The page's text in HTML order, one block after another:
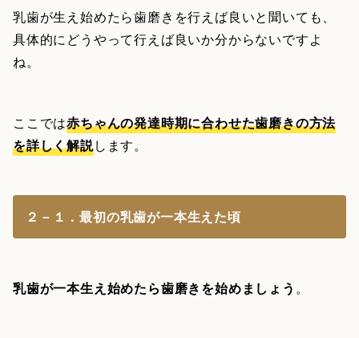
乳歯が生え始めたら歯磨きを行えば良いと聞いても、
具体的にどうやって行えば良いか分からないですよ
ね。
ここでは赤ちゃんの発達時期に合わせた歯磨きの方法
を詳しく解説します。
２－１．最初の乳歯が一本生えた頃
乳歯が一本生え始めたら歯磨きを始めましょう 。